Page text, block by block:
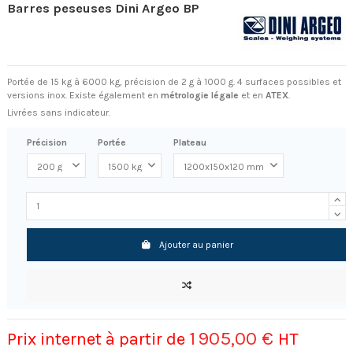
Barres peseuses Dini Argeo BP
Portée de 15 kg à 6000 kg, précision de 2 g à 1000 g. 4 surfaces possibles et
versions inox. Existe également en métrologie légale et en ATEX.
Livrées sans indicateur.
Précision Portée Plateau
Ajouter au panier
Prix internet à partir de 1 905,00 € HT